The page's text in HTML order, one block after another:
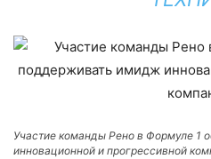
Участие команды Рено в Формуле 1
инновационной и прогрессивной